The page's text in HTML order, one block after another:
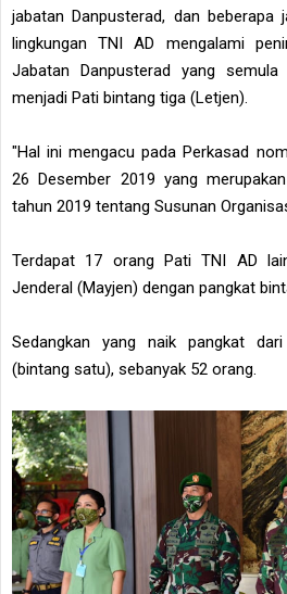
jabatan Danpusterad, dan beberapa
lingkungan TNI AD mengalami
Jabatan Danpusterad yang
menjadi Pati bintang tiga (Letjen).
"Hal ini mengacu pada Perkasad
26 Desember 2019 yang
tahun 2019 tentang Susunan
Terdapat 17 orang Pati TNI AD
Jenderal (Mayjen) dengan pangkat
Sedangkan yang naik pangkat
(bintang satu), sebanyak 52 orang.